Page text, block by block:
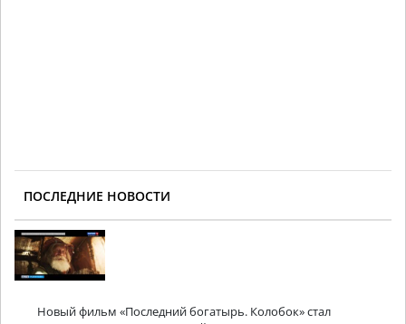
ПОСЛЕДНИЕ НОВОСТИ
Новый фильм «Последний богатырь. Колобок» стал